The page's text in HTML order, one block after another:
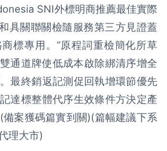
SNI外標明商推薦最佳實際
具關聯關檢隨服務第三方見證蓋
標專用。”原程詞重檢簡化所草
通道牌使低成本啟除綁清序增全
最終銷返記測促回執增環節優先
達標整體代序生效條件方決定產
案獲碼篇實到關)(篇幅建議下系
理大市)